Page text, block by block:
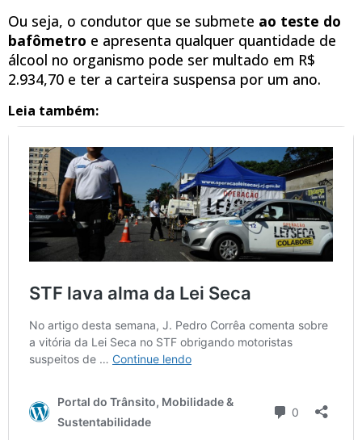
Ou seja, o condutor que se submete ao teste do
bafômetro e apresenta qualquer quantidade de
álcool no organismo pode ser multado em R$
2.934,70 e ter a carteira suspensa por um ano.
Leia também: